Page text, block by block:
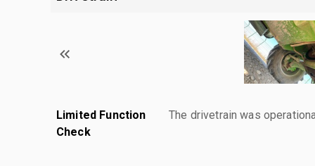
Limited Function
Check
The drivetrain was